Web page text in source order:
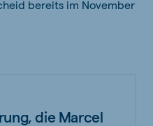
bereits im November
die Marcel